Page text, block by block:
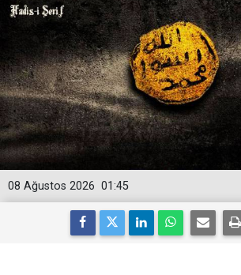
01:45
08 Ağustos 2026